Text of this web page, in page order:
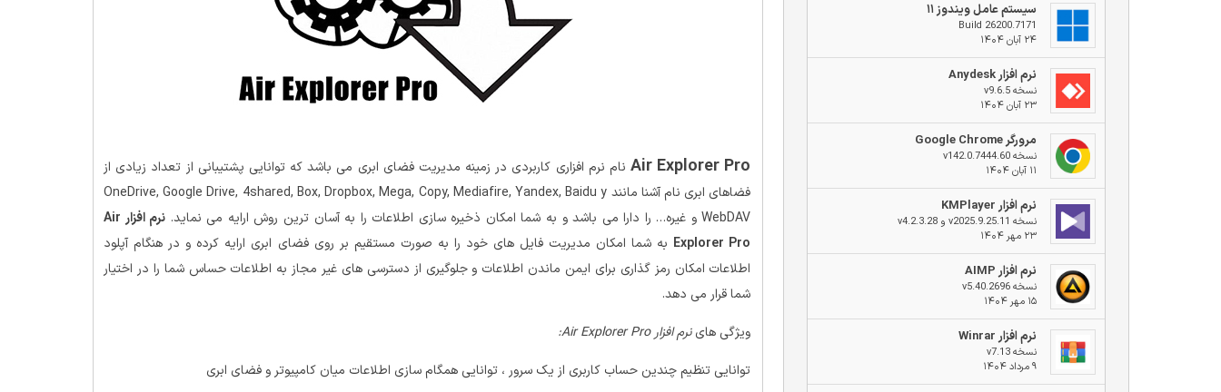
سیستم عامل ویندوز ۱۱
Build 26200.7171
۲۴ آبان ۱۴۰۴
نرم افزار Anydesk
نسخه v9.6.5
۲۳ آبان ۱۴۰۴
مرورگر Google Chrome
نسخه v142.0.7444.60
۱۱ آبان ۱۴۰۴
نرم افزار KMPlayer
نسخه v2025.9.25.11 و v4.2.3.28
۲۳ مهر ۱۴۰۴
نرم افزار AIMP
نسخه v5.40.2696
۱۵ مهر ۱۴۰۴
نرم افزار Winrar
نسخه v7.13
۹ مرداد ۱۴۰۴
Air Explorer Proنام نرم افزاری کاربردی در زمینه مدیریت فضای ابری می باشد که توانایی پشتیبانی از تعداد زیادی از
فضاهای ابری نام آشنا مانند OneDrive, Google Drive, 4shared, Box, Dropbox, Mega, Copy, Mediafire, Yandex, Baidu y
WebDAV و غیره… را دارا می باشد و به شما امکان ذخیره سازی اطلاعات را به آسان ترین روش ارایه می نماید.
نرم افزار Air
Explorer Pro به شما امکان مدیریت فایل های خود را به صورت مستقیم بر روی فضای ابری ارایه کرده و در هنگام آپلود
اطلاعات امکان رمز گذاری برای ایمن ماندن اطلاعات و جلوگیری از دسترسی های غیر مجاز به اطلاعات حساس شما را در اختیار
شما قرار می دهد.
ویژگی هاینرم افزار Air Explorer Pro:
توانایی تنظیم چندین حساب کاربری از یک سرور ، توانایی همگام سازی اطلاعات میان کامپیوتر و فضای ابری